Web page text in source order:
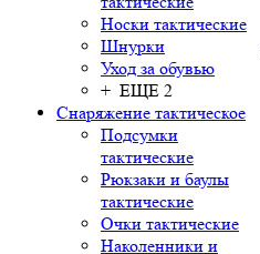
Носки тактические
Шнурки
Уход за обувью
+ ЕЩЕ 2
Снаряжение тактическое
Подсумки
тактические
Рюкзаки и баулы
тактические
Очки тактические
Наколенники и